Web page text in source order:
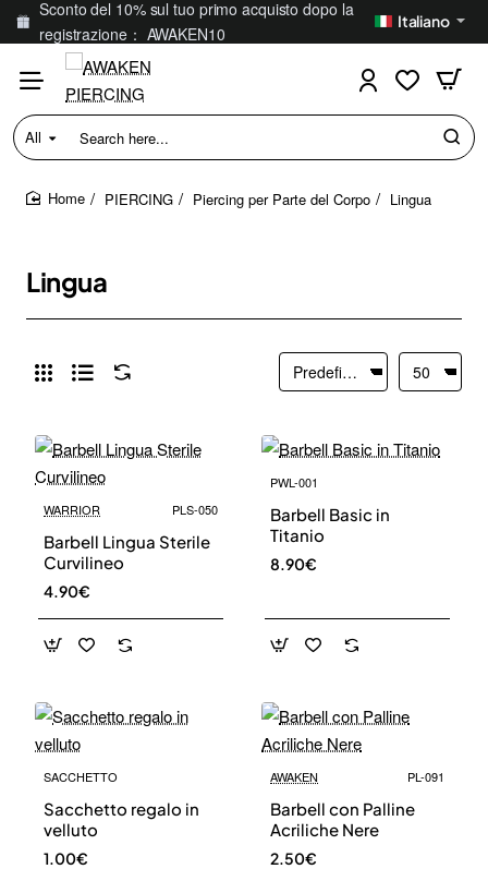
Sconto del 10% sul tuo primo acquisto dopo la
registrazione： AWAKEN10
Italiano
All
Search
here...
PIERCING Piercing per Parte del Corpo Lingua
Lingua
WARRIOR PLS-050
Barbell Lingua Sterile
Curvilineo
4.90€
PWL-001
Barbell Basic in
Titanio
8.90€
SACCHETTO
Sacchetto regalo in
velluto
1.00€
AWAKEN PL-091
Barbell con Palline
Acriliche Nere
2.50€